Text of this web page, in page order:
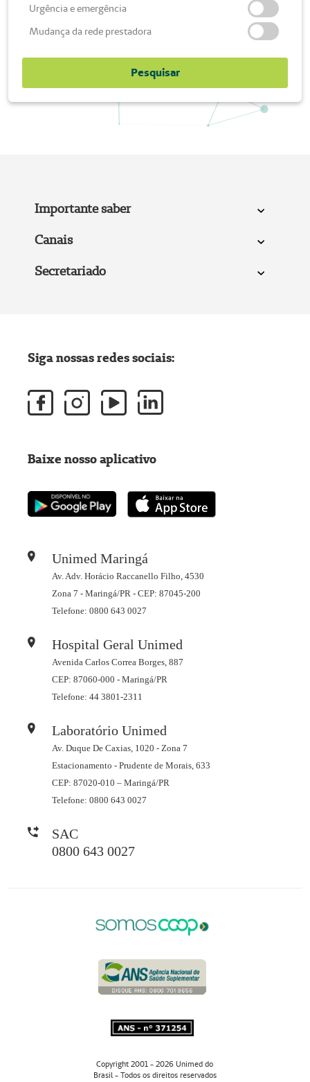
Urgência e emergência
Mudança da rede prestadora
Pesquisar
Importante saber
Canais
Secretariado
Unimed Maringá
Av. Adv. Horácio Raccanello Filho, 4530
Zona 7 - Maringá/PR - CEP: 87045-200
Telefone: 0800 643 0027
Hospital Geral Unimed
Avenida Carlos Correa Borges, 887
CEP: 87060-000 - Maringá/PR
Telefone: 44 3801-2311
Laboratório Unimed
Av. Duque De Caxias, 1020 - Zona 7
Estacionamento - Prudente de Morais, 633
CEP: 87020-010 – Maringá/PR
Telefone: 0800 643 0027
SAC
0800 643 0027
Siga nossas redes sociais:
Baixe nosso aplicativo
Copyright 2001 - 2026 Unimed do
Brasil - Todos os direitos reservados